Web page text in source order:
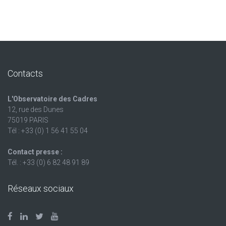
Contacts
L'Observatoire des Cadres
12, rue des Dunes
75019 PARIS
Tél : +33 (0) 1 56 41 55 04
Contact presse :
Tél. : +33 (0) 6 82 48 91 89
Réseaux sociaux